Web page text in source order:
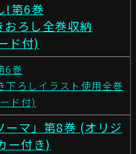
!第6巻
ろし全巻収納
ド付)
6巻
ろしイラスト使用全巻
ド付)
ーマ」第8巻 (オリジ
ー付き)